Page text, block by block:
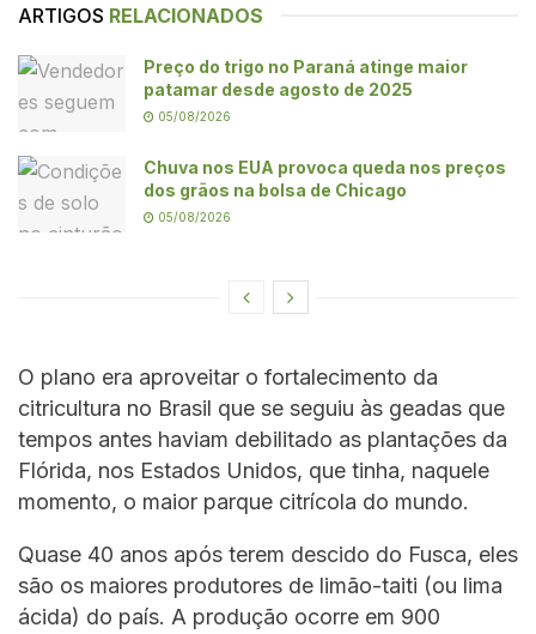
ARTIGOS RELACIONADOS
Preço do trigo no Paraná atinge maior
patamar desde agosto de 2025
05/08/2026
Chuva nos EUA provoca queda nos preços
dos grãos na bolsa de Chicago
05/08/2026
O plano era aproveitar o fortalecimento da
citricultura no Brasil que se seguiu às geadas que
tempos antes haviam debilitado as plantações da
Flórida, nos Estados Unidos, que tinha, naquele
momento, o maior parque citrícola do mundo.
Quase 40 anos após terem descido do Fusca, eles
são os maiores produtores de limão-taiti (ou lima
ácida) do país. A produção ocorre em 900